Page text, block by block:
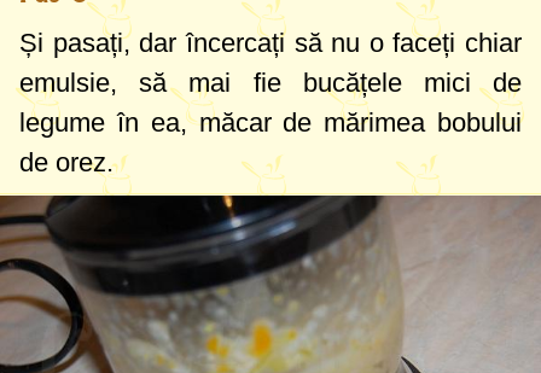
Și pasați, dar încercați să nu o faceți chiar
emulsie, să mai fie bucățele mici de
legume în ea, măcar de mărimea bobului
de orez.